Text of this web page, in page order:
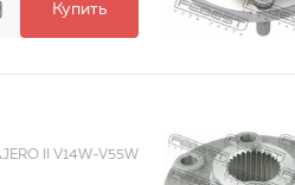
Купить
II V14W-V55W